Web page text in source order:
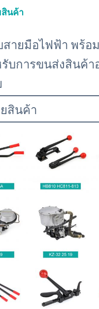
สินค้า
สายมือไฟฟ้า พร้อ
บการขนส่งสินค้า
สินค้า